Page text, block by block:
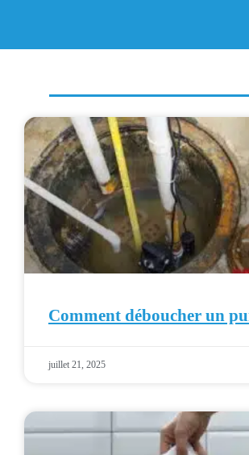
Comment déboucher un
juillet 21, 2025